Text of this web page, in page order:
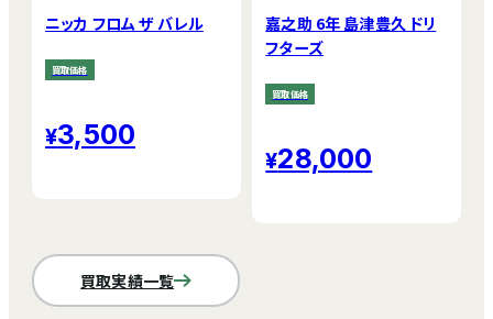
ニッカ フロム ザ バレル
買取価格
3,500
嘉之助 6年 島津豊久 ドリ
フターズ
買取価格
28,000
買取実績一覧